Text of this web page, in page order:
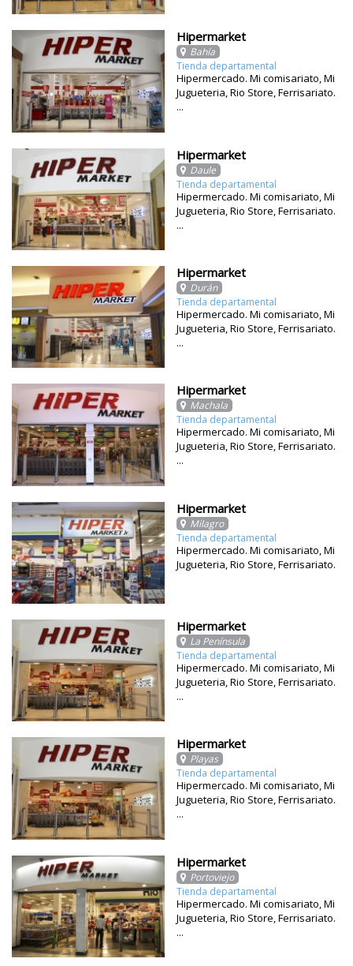
Hipermarket
Bahía
Tienda departamental
Hipermercado. Mi comisariato, Mi
Jugueteria, Rio Store, Ferrisariato.
...
Hipermarket
Daule
Tienda departamental
Hipermercado. Mi comisariato, Mi
Jugueteria, Rio Store, Ferrisariato.
...
Hipermarket
Durán
Tienda departamental
Hipermercado. Mi comisariato, Mi
Jugueteria, Rio Store, Ferrisariato.
...
Hipermarket
Machala
Tienda departamental
Hipermercado. Mi comisariato, Mi
Jugueteria, Rio Store, Ferrisariato.
...
Hipermarket
Milagro
Tienda departamental
Hipermercado. Mi comisariato, Mi
Jugueteria, Rio Store, Ferrisariato.
Hipermarket
La Península
Tienda departamental
Hipermercado. Mi comisariato, Mi
Jugueteria, Rio Store, Ferrisariato.
...
Hipermarket
Playas
Tienda departamental
Hipermercado. Mi comisariato, Mi
Jugueteria, Rio Store, Ferrisariato.
...
Hipermarket
Portoviejo
Tienda departamental
Hipermercado. Mi comisariato, Mi
Jugueteria, Rio Store, Ferrisariato.
...